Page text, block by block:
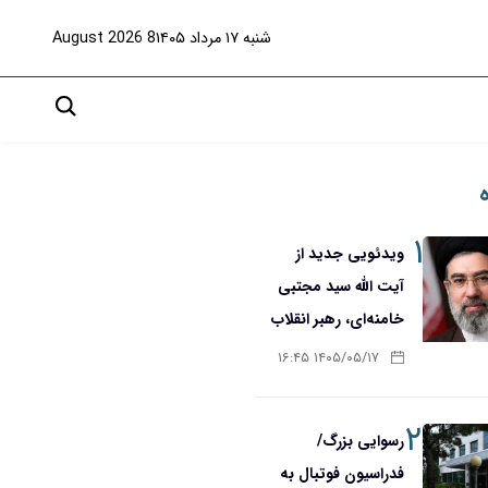
شنبه ۱۷ مرداد ۱۴۰۵ 8 August 2026
۱ ویدئویی جدید از
آیت الله سید مجتبی
خامنه‌ای، رهبر انقلاب
۱۴۰۵/۰۵/۱۷ ۱۶:۴۵
۲رسوایی بزرگ/
فدراسیون فوتبال به